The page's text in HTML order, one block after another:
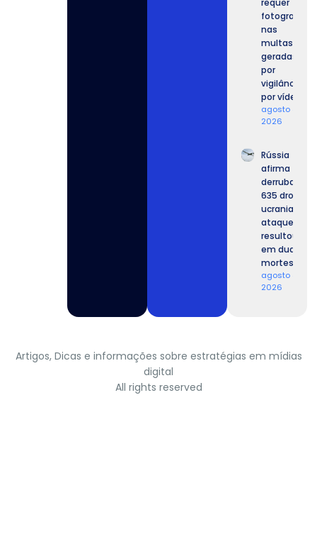
requer
fotografia
nas
multas
geradas
por
vigilância
por vídeo.
agosto 4,
2026
Rússia
afirma ter
derrubado
635 drones
ucranianos,
ataque
resultou
em duas
mortes.
agosto 4,
2026
Artigos, Dicas e informações sobre estratégias em mídias
digital
All rights reserved